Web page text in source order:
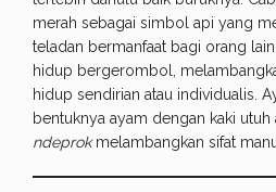
merah sebagai simbol api yang
teladan bermanfaat bagi orang
hidup bergerombol,
hidup sendirian atau individualis.
bentuknya ayam dengan kaki utuh
ndeprokmelambangkan sifat